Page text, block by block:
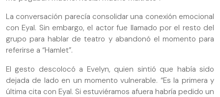
La conversación parecía consolidar una conexión emocional
con Eyal. Sin embargo, el actor fue llamado por el resto del
grupo para hablar de teatro y abandonó el momento para
referirse a “Hamlet”.
El gesto descolocó a Evelyn, quien sintió que había sido
dejada de lado en un momento vulnerable. “Es la primera y
última cita con Eyal. Si estuviéramos afuera habría pedido un